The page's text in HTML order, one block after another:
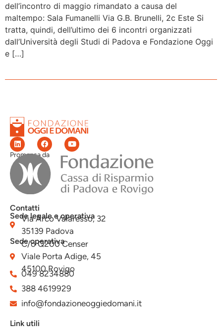
dell’incontro di maggio rimandato a causa del
maltempo: Sala Fumanelli Via G.B. Brunelli, 2c Este Si
tratta, quindi, dell’ultimo dei 6 incontri organizzati
dall’Università degli Studi di Padova e Fondazione Oggi
e […]
Promossa da
Contatti
Sede legale e operativa
Via Arco Valaresso, 32
35139 Padova
Sede operativa
C/o Q200 Censer
Viale Porta Adige, 45
45100 Rovigo
049 8234880
388 4619929
info@fondazioneoggiedomani.it
Link utili